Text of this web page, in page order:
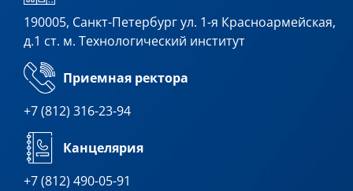
190005, Санкт-Петербург ул. 1-я Красноармейская,
д.1 ст. м. Технологический институт
Приемная ректора
+7 (812) 316-23-94
Канцелярия
+7 (812) 490-05-91